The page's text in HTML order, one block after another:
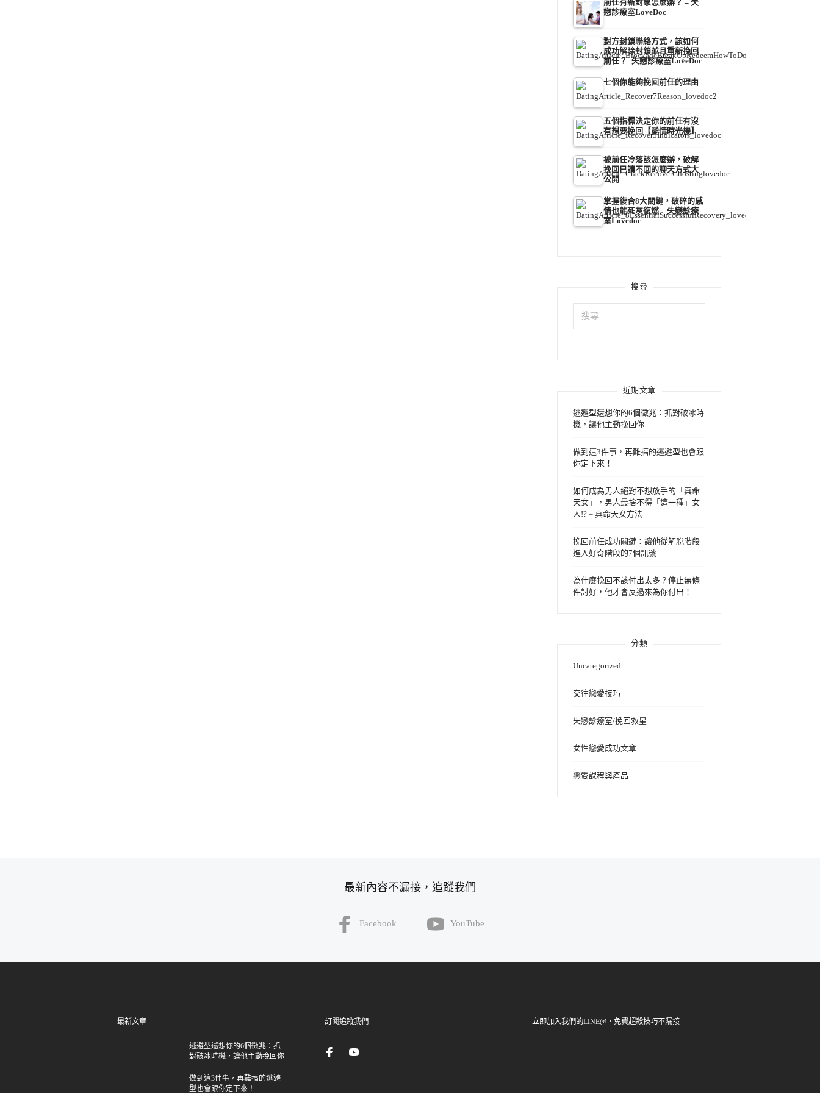
前任有新對象怎麼辦？ – 失
戀診療室LoveDoc
對方封鎖聯絡方式，該如何
成功解除封鎖並且重新挽回
前任？–失戀診療室LoveDoc
七個你能夠挽回前任的理由
五個指標決定你的前任有沒
有想要挽回【愛情時光機】
被前任冷落該怎麼辦，破解
挽回已讀不回的聊天方式大
公開
掌握復合8大關鍵，破碎的感
情也能死灰復燃 – 失戀診療
室Lovedoc
搜尋
搜
鍵
近期文章
逃避型還想你的6個徵兆：抓對破冰時
機，讓他主動挽回你
做到這3件事，再難搞的逃避型也會跟
你定下來！
如何成為男人絕對不想放手的「真命
天女」，男人最捨不得「這一種」女
人!? – 真命天女方法
挽回前任成功關鍵：讓他從解脫階段
進入好奇階段的7個訊號
為什麼挽回不該付出太多？停止無條
件討好，他才會反過來為你付出！
分類
Uncategorized
交往戀愛技巧
失戀診療室/挽回救星
女性戀愛成功文章
戀愛課程與產品
最新內容不漏接，追蹤我們
Facebook YouTube
最新文章
逃避型還想你的6個徵兆：抓
對破冰時機，讓他主動挽回你
做到這3件事，再難搞的逃避
型也會跟你定下來！
訂閱追蹤我們 立即加入我們的LINE@，免費超殺技巧不漏接